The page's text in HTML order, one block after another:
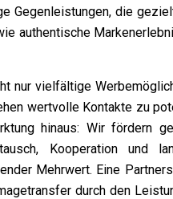
Gegenleistungen, die
authentische
nur vielfältige
wertvolle Kontakte zu
hinaus: Wir fördern
Kooperation und
Mehrwert. Eine
durch den